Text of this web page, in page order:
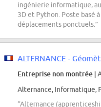
ingénierie informatique,
3D et Python. Poste basé
déplacements ponctuels.”
ALTERNANCE -
Entreprise non montrée |
Alternance, Informatique,
“Alternance